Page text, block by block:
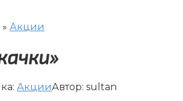
» Акции
АкцииАвтор: sultan